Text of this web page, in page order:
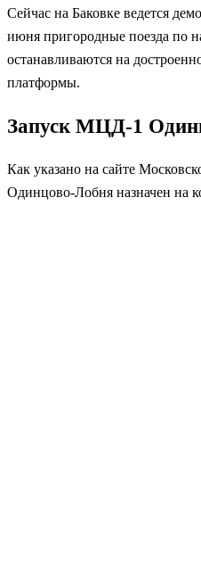
Сейчас на Баковке ведется
июня пригородные поезда по
останавливаются на
платформы.
Запуск МЦД-1
Как указано на сайте
Одинцово-Лобня назначен на